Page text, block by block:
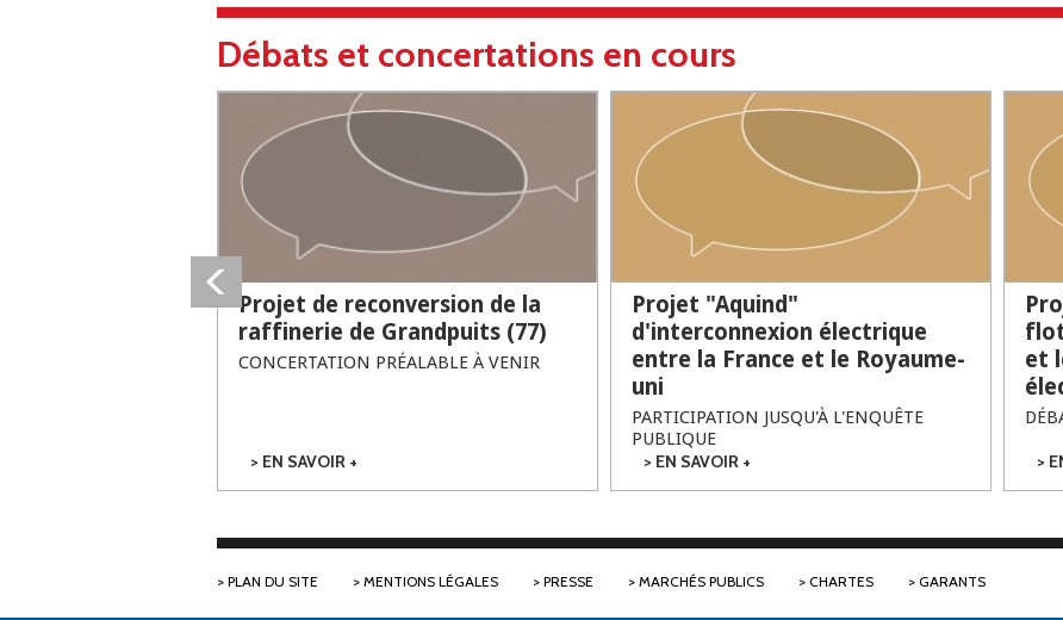
Débats et concertations en cours
Projet de reconversion de la
raffinerie de Grandpuits (77)
CONCERTATION PRÉALABLE À VENIR
EN SAVOIR +
GRANDPUITS
Projet "Aquind"
d'interconnexion électrique
entre la France et le Royaume-
uni
PARTICIPATION JUSQU'À L'ENQUÊTE
PUBLIQUE
EN SAVOIR +
LA FRANCE ET LE
et
PLAN DU SITE MENTIONS LÉGALES PRESSE MARCHÉS PUBLICS CHARTES GARANTS